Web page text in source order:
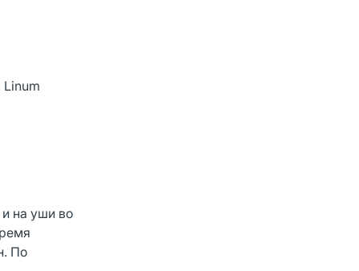
Linum
на уши во
По